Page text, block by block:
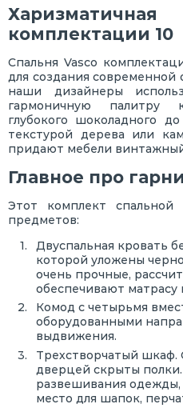
комплектации 10
Спальня Vasco
для создания современной
наши дизайнеры
гармоничную палитру
глубокого шоколадного
текстурой дерева или
придают мебели
Главное про
Этот комплект
предметов:
Двуспальная кровать
которой уложены
очень прочные,
обеспечивают
Комод с четырьмя
оборудованными
выдвижения.
Трехстворчатый шкаф.
дверцей скрыты
развешивания
место для шапок,